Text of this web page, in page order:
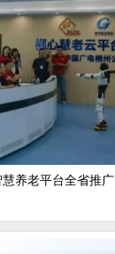
养老平台全省推广